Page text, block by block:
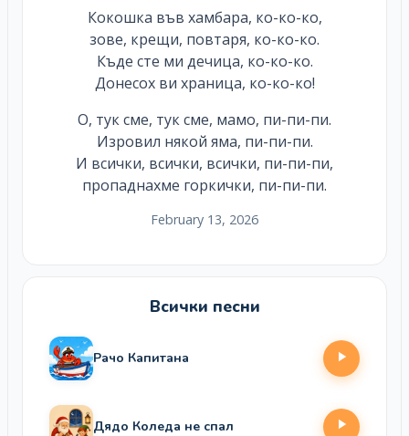
Кокошка във хамбара, ко-ко-ко,
зове, крещи, повтаря, ко-ко-ко.
Къде сте ми дечица, ко-ко-ко.
Донесох ви храница, ко-ко-ко!
О, тук сме, тук сме, мамо, пи-пи-пи.
Изровил някой яма, пи-пи-пи.
И всички, всички, всички, пи-пи-пи,
пропаднахме горкички, пи-пи-пи.
February 13, 2026
Всички песни
Рачо Капитана
Дядо Коледа не спал